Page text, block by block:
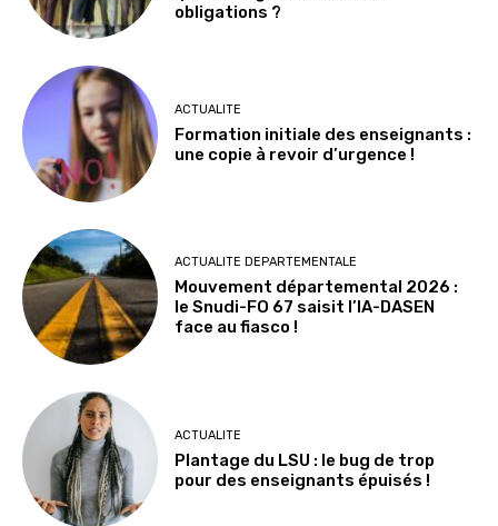
obligations ?
ACTUALITE
Formation initiale des enseignants :
une copie à revoir d’urgence !
ACTUALITE DEPARTEMENTALE
Mouvement départemental 2026 :
le Snudi-FO 67 saisit l’IA-DASEN
face au fiasco !
ACTUALITE
Plantage du LSU : le bug de trop
pour des enseignants épuisés !